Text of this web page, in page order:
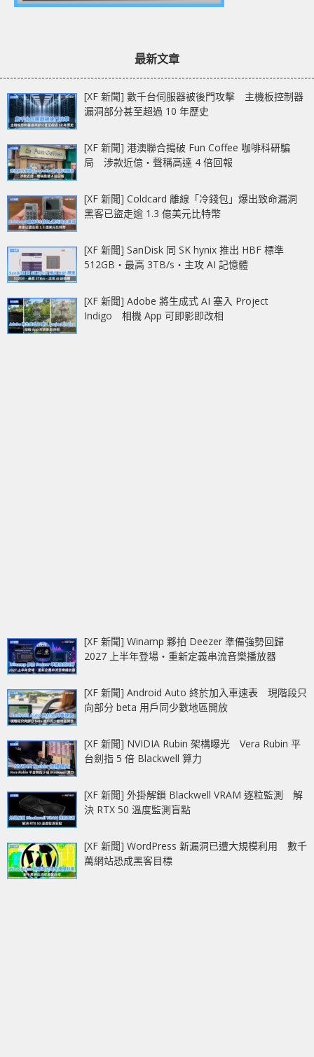
最新文章
[XF 新聞] 數千台伺服器被後門攻擊 主機板控制器
漏洞部分甚至超過 10 年歷史
[XF 新聞] 港澳聯合搗破 Fun Coffee 咖啡科研騙
局 涉款近億‧聲稱高達 4 倍回報
[XF 新聞] Coldcard 離線「冷錢包」爆出致命漏洞
黑客已盜走逾 1.3 億美元比特幣
[XF 新聞] SanDisk 同 SK hynix 推出 HBF 標準
512GB‧最高 3TB/s‧主攻 AI 記憶體
[XF 新聞] Adobe 將生成式 AI 塞入 Project
Indigo 相機 App 可即影即改相
[XF 新聞] Winamp 夥拍 Deezer 準備強勢回歸
2027 上半年登場‧重新定義串流音樂播放器
[XF 新聞] Android Auto 終於加入車速表 現階段只
向部分 beta 用戶同少數地區開放
[XF 新聞] NVIDIA Rubin 架構曝光 Vera Rubin 平
台劍指 5 倍 Blackwell 算力
[XF 新聞] 外掛解鎖 Blackwell VRAM 逐粒監測 解
決 RTX 50 溫度監測盲點
[XF 新聞] WordPress 新漏洞已遭大規模利用 數千
萬網站恐成黑客目標